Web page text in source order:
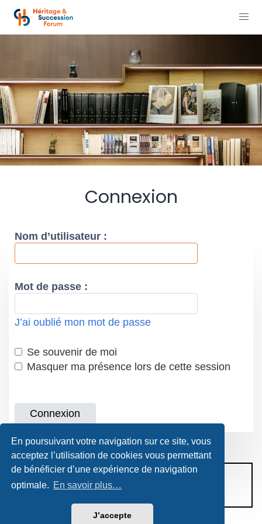
En poursuivant votre navigation sur ce site, vous
acceptez l’utilisation de cookies vous permettant
de bénéficier d’une expérience de navigation
optimale. En savoir plus…
J’accepte
Connexion
Nom d’utilisateur :
Mot de passe :
J’ai oublié mon mot de passe
Se souvenir de moi
Masquer ma présence lors de cette session
CONDITIONS D’UTILISATION
POLITIQUE DE VIE PRIVÉE